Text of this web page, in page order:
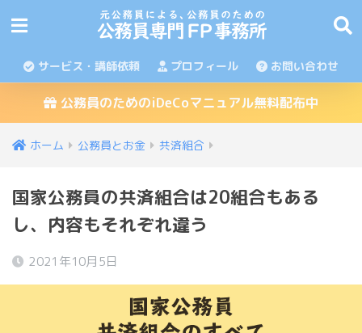
サービス・講師依頼 プロフィール お問い合わせ
公務員のためのiDeCoマニュアル無料配布中
ホーム 公務員とお金 共済組合
国家公務員の共済組合は20組合もある
し、内容もそれぞれ違う
2021年10月5日